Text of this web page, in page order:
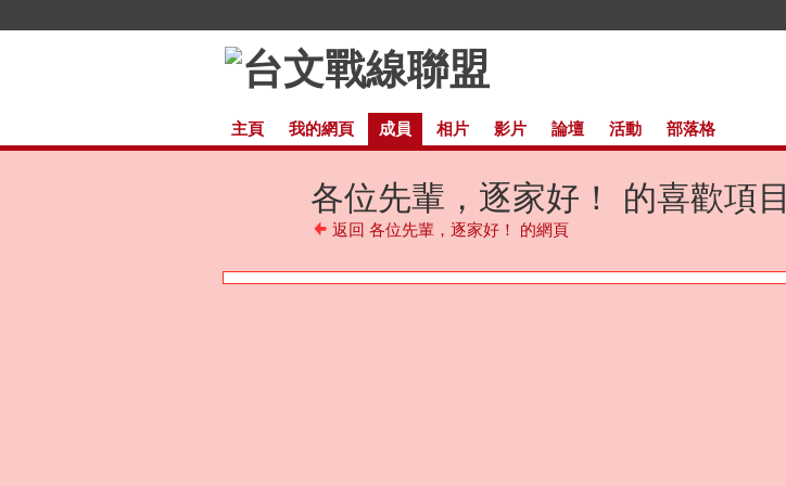
主頁 我的網頁 成員 相片 影片 論壇 活動 部落格
各位先輩，逐家好！ 的喜歡項目
返回 各位先輩，逐家好！ 的網頁